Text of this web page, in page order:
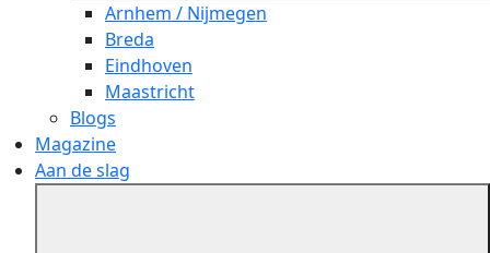
Arnhem / Nijmegen
Breda
Eindhoven
Maastricht
Blogs
Magazine
Aan de slag